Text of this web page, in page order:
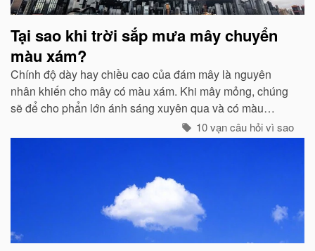
Tại sao khi trời sắp mưa mây chuyển
màu xám?
Chính độ dày hay chiều cao của đám mây là nguyên
nhân khiến cho mây có màu xám. Khi mây mỏng, chúng
sẽ để cho phẩn lớn ánh sáng xuyên qua và có màu
10 vạn câu hỏi vì sao